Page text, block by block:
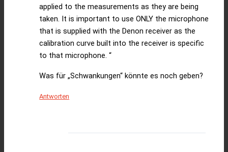
applied to the measurements as they are being
taken. It is important to use ONLY the microphone
that is supplied with the Denon receiver as the
calibration curve built into the receiver is specific
to that microphone. “
Was für „Schwankungen“ könnte es noch geben?
Antworten